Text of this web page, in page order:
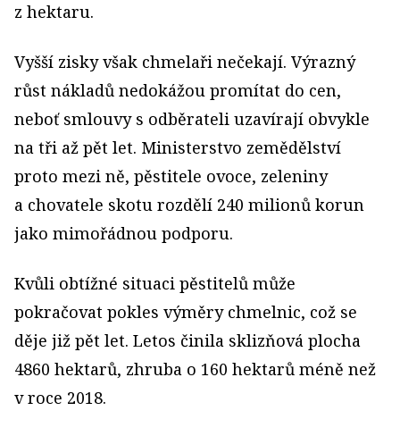
z hektaru.
Vyšší zisky však chmelaři nečekají. Výrazný
růst nákladů nedokážou promítat do cen,
neboť smlouvy s odběrateli uzavírají obvykle
na tři až pět let. Ministerstvo zemědělství
proto mezi ně, pěstitele ovoce, zeleniny
a chovatele skotu rozdělí 240 milionů korun
jako mimořádnou podporu.
Kvůli obtížné situaci pěstitelů může
pokračovat pokles výměry chmelnic, což se
děje již pět let. Letos činila sklizňová plocha
4860 hektarů, zhruba o 160 hektarů méně než
v roce 2018.